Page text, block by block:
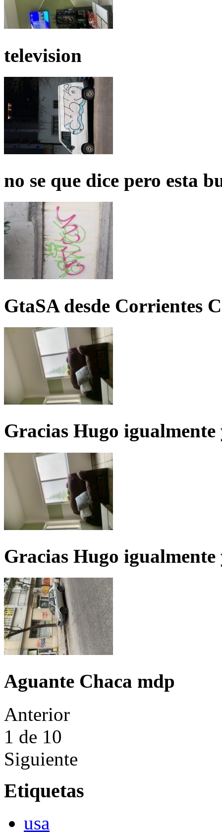
television
no se que dice pero esta
GtaSA desde Corrientes
Gracias Hugo igualmente
Gracias Hugo igualmente
Aguante Chaca mdp
Anterior
1 de 10
Siguiente
Etiquetas
usa